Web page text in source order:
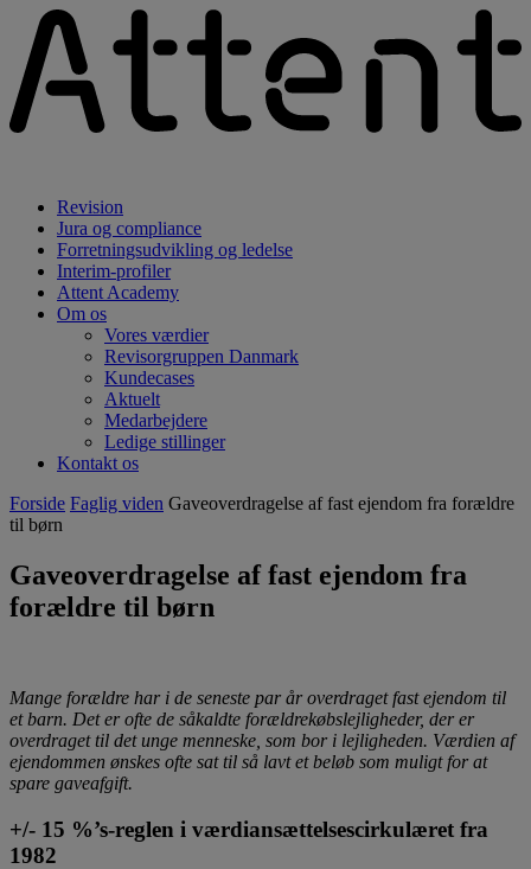
Revision
Jura og compliance
Forretningsudvikling og ledelse
Interim-profiler
Attent Academy
Om os
Vores værdier
Revisorgruppen Danmark
Kundecases
Aktuelt
Medarbejdere
Ledige stillinger
Kontakt os
Forside Faglig viden Gaveoverdragelse af fast ejendom fra forældre
til børn
Gaveoverdragelse af fast ejendom fra
forældre til børn
Mange forældre har i de seneste par år overdraget fast ejendom til
et barn. Det er ofte de såkaldte forældrekøbslejligheder, der er
overdraget til det unge menneske, som bor i lejligheden. Værdien af
ejendommen ønskes ofte sat til så lavt et beløb som muligt for at
spare gaveafgift.
+/- 15 %’s-reglen i værdiansættelsescirkulæret fra
1982